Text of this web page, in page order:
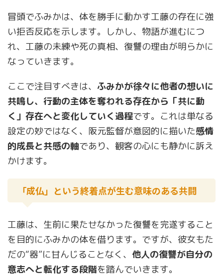
冒頭でふみかは、体を勝手に動かす工藤の存在に強
い拒否反応を示します。しかし、物語が進むにつ
れ、工藤の未練や死の真相、復讐の理由が明らかに
なっていきます。
ここで注目すべきは、 ふみかが徐々に他者の想いに
共鳴し、行動の主体を奪われる存在から「共に動
く」存在へと変化していく過程です。これは単なる
設定の妙ではなく、阪元監督が意図的に描いた感情
的成長と共感の軸であり、観客の心にも静かに訴え
かけます。
「成仏」という終着点が生む意味のある共闘
工藤は、生前に果たせなかった復讐を完遂すること
を目的にふみかの体を借ります。ですが、彼女もた
だの“器”に甘んじることなく、 他人の復讐が自分の
意志へと転化する段階を踏んでいきます。